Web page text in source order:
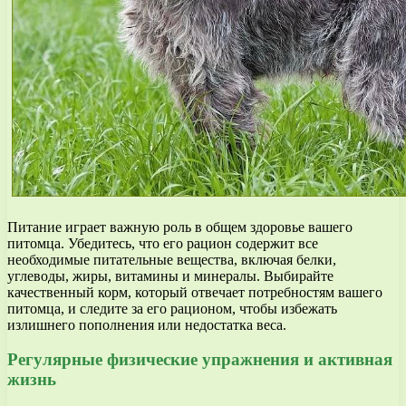
Питание играет важную роль в общем здоровье вашего
питомца. Убедитесь, что его рацион содержит все
необходимые питательные вещества, включая белки,
углеводы, жиры, витамины и минералы. Выбирайте
качественный корм, который отвечает потребностям вашего
питомца, и следите за его рационом, чтобы избежать
излишнего пополнения или недостатка веса.
Регулярные физические упражнения и активная
жизнь